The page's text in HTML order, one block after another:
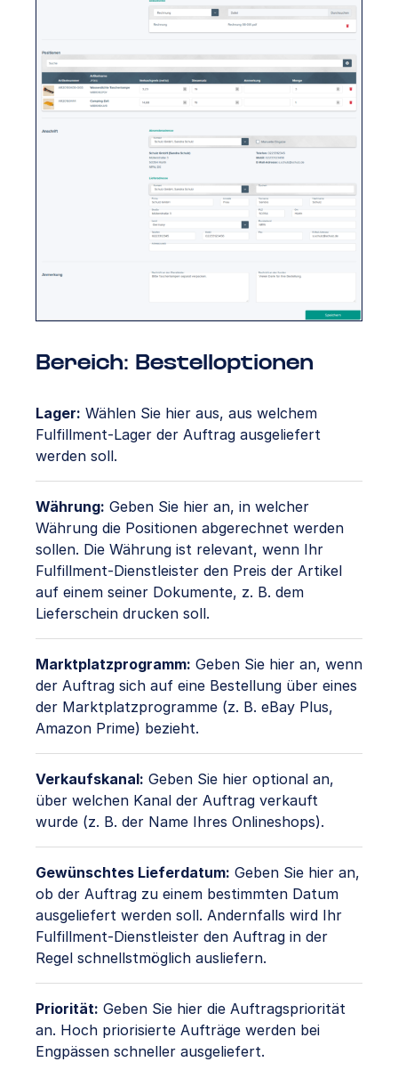
Bereich: Bestelloptionen
Lager: Wählen Sie hier aus, aus welchem
Fulfillment-Lager der Auftrag ausgeliefert
werden soll.
Währung: Geben Sie hier an, in welcher
Währung die Positionen abgerechnet werden
sollen. Die Währung ist relevant, wenn Ihr
Fulfillment-Dienstleister den Preis der Artikel
auf einem seiner Dokumente, z. B. dem
Lieferschein drucken soll.
Marktplatzprogramm: Geben Sie hier an, wenn
der Auftrag sich auf eine Bestellung über eines
der Marktplatzprogramme (z. B. eBay Plus,
Amazon Prime) bezieht.
Verkaufskanal: Geben Sie hier optional an,
über welchen Kanal der Auftrag verkauft
wurde (z. B. der Name Ihres Onlineshops).
Gewünschtes Lieferdatum: Geben Sie hier an,
ob der Auftrag zu einem bestimmten Datum
ausgeliefert werden soll. Andernfalls wird Ihr
Fulfillment-Dienstleister den Auftrag in der
Regel schnellstmöglich ausliefern.
Priorität: Geben Sie hier die Auftragspriorität
an. Hoch priorisierte Aufträge werden bei
Engpässen schneller ausgeliefert.